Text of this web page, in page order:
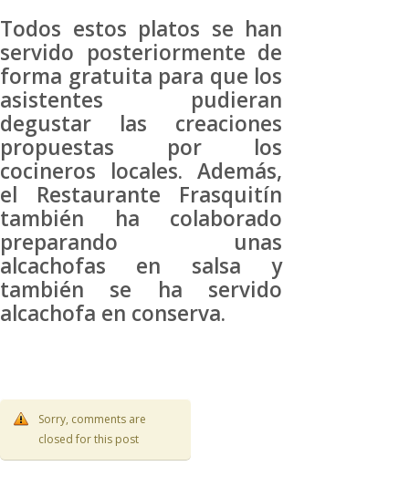
Todos estos platos se han
servido posteriormente de
forma gratuita para que los
asistentes pudieran
degustar las creaciones
propuestas por los
cocineros locales. Además,
el Restaurante Frasquitín
también ha colaborado
preparando unas
alcachofas en salsa y
también se ha servido
alcachofa en conserva.
Sorry, comments are
closed for this post